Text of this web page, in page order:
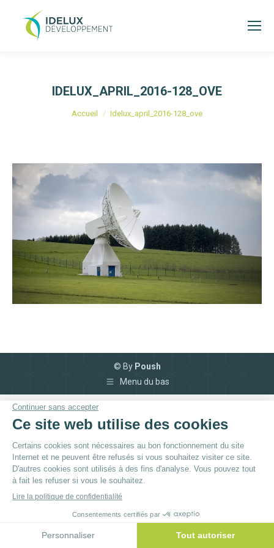
IDELUX_APRIL_2016-128_OVE
Vous êtes ici :
Accueil Idelux_april_2016-128_ove
© By Poush
Menu du bas